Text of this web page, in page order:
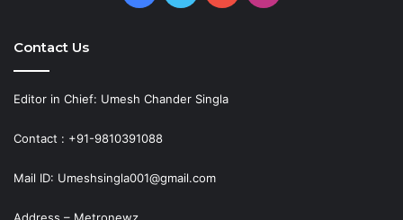
Contact Us
Editor in Chief: Umesh Chander Singla
Contact : +91-9810391088
Mail ID: Umeshsingla001@gmail.com